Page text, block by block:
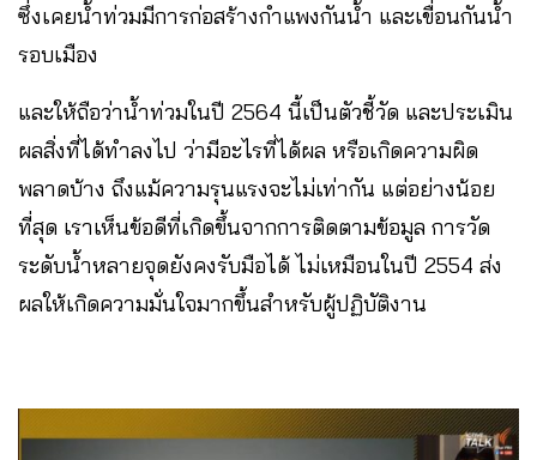
ซึ่งเคยน้ำท่วมมีการก่อสร้างกำแพงกันน้ำ และเขื่อนกันน้ำ
รอบเมือง
และให้ถือว่าน้ำท่วมในปี 2564 นี้เป็นตัวชี้วัด และประเมิน
ผลสิ่งที่ได้ทำลงไป ว่ามีอะไรที่ได้ผล หรือเกิดความผิด
พลาดบ้าง ถึงแม้ความรุนแรงจะไม่เท่ากัน แต่อย่างน้อย
ที่สุด เราเห็นข้อดีที่เกิดขึ้นจากการติดตามข้อมูล การวัด
ระดับน้ำหลายจุดยังคงรับมือได้ ไม่เหมือนในปี 2554 ส่ง
ผลให้เกิดความมั่นใจมากขึ้นสำหรับผู้ปฏิบัติงาน